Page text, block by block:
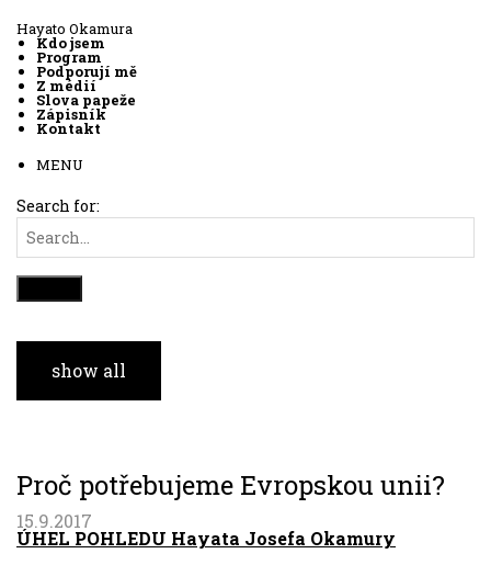
Hayato Okamura
Kdo jsem
Program
Podporují mě
Z médií
Slova papeže
Zápisník
Kontakt
MENU
Search for:
show all
Proč potřebujeme Evropskou unii?
15.9.2017
ÚHEL POHLEDU Hayata Josefa Okamury